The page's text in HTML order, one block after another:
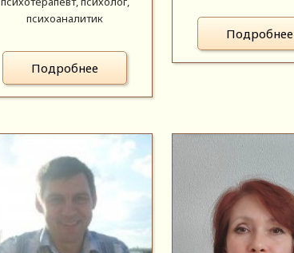
психоаналитик
Подробнее
Подробнее